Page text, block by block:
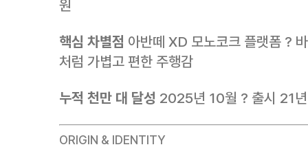
원
핵심 차별점 아반떼 XD 모노코크 플랫폼 ?
처럼 가볍고 편한 주행감
누적 천만 대 달성 2025년 10월 ? 출시 21
ORIGIN & IDENTITY